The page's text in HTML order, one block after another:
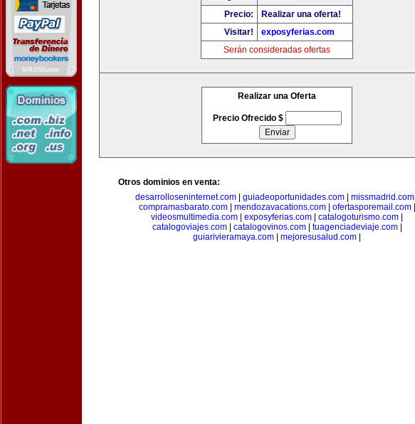
Precio:
Realizar una oferta!
Visitar!
exposyferias.com
Serán consideradas ofertas
Realizar una Oferta
Precio Ofrecido $
Otros dominios en venta:
desarrolloseninternet.com
guiadeoportunidades.com missmadrid.com
compramasbarato.com| mendozavacations.com| ofertasporemail.com|
videosmultimedia.com
exposyferias.com catalogoturismo.com
catalogoviajes.com| catalogovinos.com| tuagenciadeviaje.com|
guiarivieramaya.com
mejoresusalud.com